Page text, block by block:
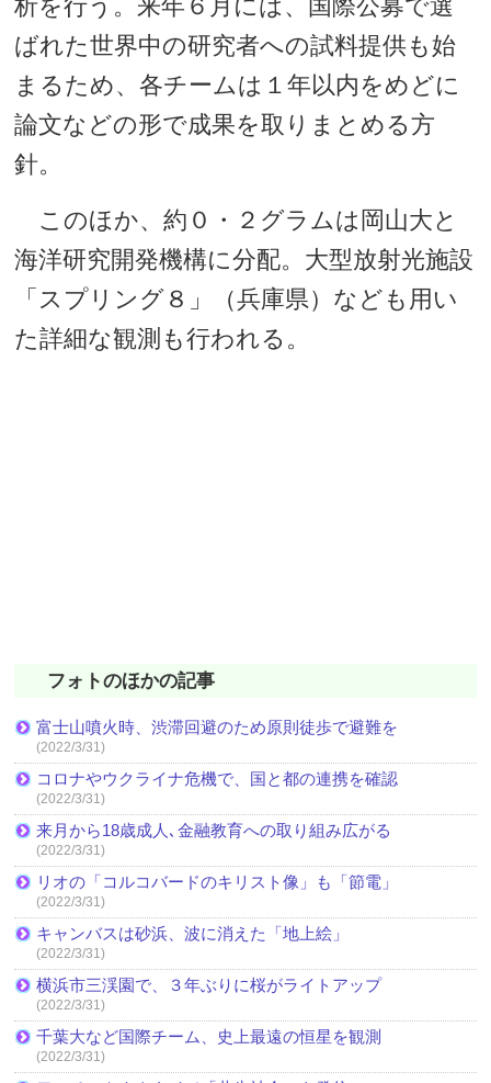
析を行う。来年６月には、国際公募で選
ばれた世界中の研究者への試料提供も始
まるため、各チームは１年以内をめどに
論文などの形で成果を取りまとめる方
針。
このほか、約０・２グラムは岡山大と
海洋研究開発機構に分配。大型放射光施設
「スプリング８」（兵庫県）なども用い
た詳細な観測も行われる。
フォトのほかの記事
富士山噴火時、渋滞回避のため原則徒歩で避難を
(2022/3/31)
コロナやウクライナ危機で、国と都の連携を確認
(2022/3/31)
来月から18歳成人､金融教育への取り組み広がる
(2022/3/31)
リオの「コルコバードのキリスト像」も「節電」
(2022/3/31)
キャンバスは砂浜、波に消えた「地上絵」
(2022/3/31)
横浜市三渓園で、３年ぶりに桜がライトアップ
(2022/3/31)
千葉大など国際チーム、史上最遠の恒星を観測
(2022/3/31)